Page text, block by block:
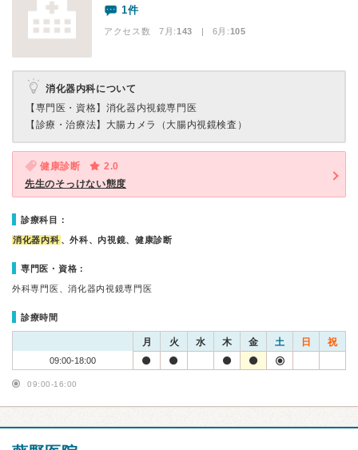
1件
アクセス数 7月:143 | 6月:105
消化器内科について
【専門医・資格】 消化器内視鏡専門医
【診療・治療法】 大腸カメラ（大腸内視鏡検査）
健康診断
2.0
先生のそっけない態度
診療科目：
消化器内科 、外科、内視鏡、健康診断
専門医・資格：
外科専門医、消化器内視鏡専門医
診療時間
月 火 水 木 金 土 日 祝
09:00-18:00
09:00-16:00